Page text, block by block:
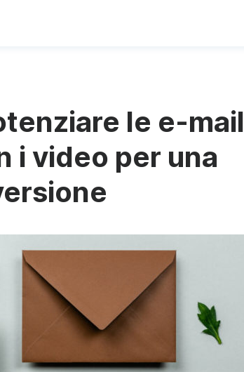
le e-mail
i video per una